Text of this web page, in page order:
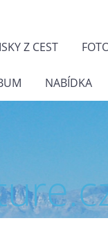
Z CEST
NABÍDKA